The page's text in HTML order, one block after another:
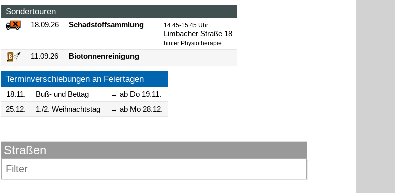
Sondertouren
18.09.26 Schadstoffsammlung 14:45-15:45 Uhr
Limbacher Straße 18
hinter Physiotherapie
11.09.26 Biotonnenreinigung
Terminverschiebungen an Feiertagen
18.11. Buß- und Bettag
→ ab Do 19.11.
25.12.
1./2. Weihnachtstag → ab Mo 28.12.
Straßen